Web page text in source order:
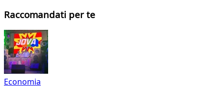
Raccomandati per te
Economia